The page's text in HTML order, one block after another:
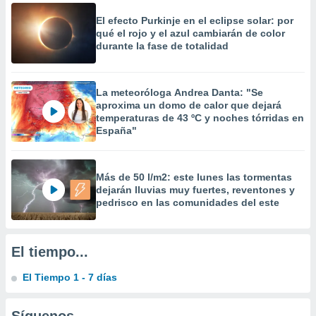
crear un
uso de
contenido
medir el
de la
el
del
de
o a través
de
de
uso de
El efecto Purkinje en el eclipse solar: por
qué el rojo y el azul cambiarán de color
durante la fase de totalidad
La meteoróloga Andrea Danta: "Se
aproxima un domo de calor que dejará
temperaturas de 43 ºC y noches tórridas en
España"
Más de 50 l/m2: este lunes las tormentas
dejarán lluvias muy fuertes, reventones y
pedrisco en las comunidades del este
El tiempo...
El Tiempo 1 - 7 días